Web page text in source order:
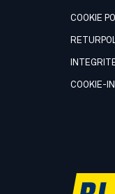
COOKIE
COOKIE-